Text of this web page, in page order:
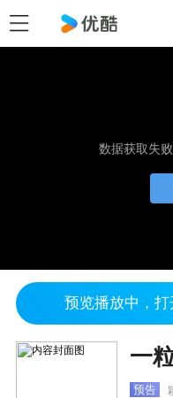
数据获取失
预览播放中，打
预告